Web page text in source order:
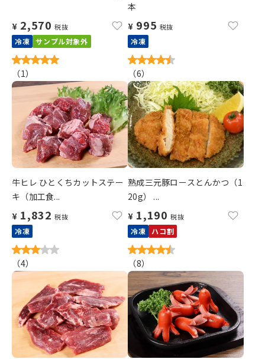
¥ 2,570 税抜
冷凍 サンプル対象外
（1）
本
¥ 995 税抜
冷凍
（6）
牛ヒレ ひとくちカットステー
キ（加工食...
¥ 1,832 税抜
冷凍
（4）
熟成三元豚ロースとんかつ（1
20g） ...
¥ 1,190 税抜
冷凍 ハコ割
（8）